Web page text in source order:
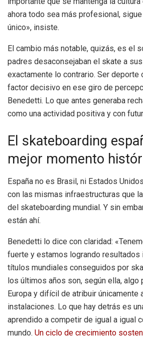
ahora todo sea más profesional,
único», insiste.
El cambio más notable, quizás, es el
padres desaconsejaban el skate a
exactamente lo contrario. Ser deporte
factor decisivo en ese giro de
Benedetti. Lo que antes generaba
como una actividad positiva y con
El skateboarding
mejor momento
España no es Brasil, ni Estados
con las mismas infraestructuras que
del skateboarding mundial. Y sin
están ahí.
Benedetti lo dice con claridad:
fuerte y estamos logrando resultados
títulos mundiales conseguidos por
los últimos años son, según ella, algo
Europa y difícil de atribuir únicamente
instalaciones. Lo que hay detrás es
aprendido a competir de igual a igual
mundo. Un ciclo de crecimiento